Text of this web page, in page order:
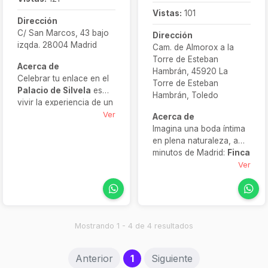
Dirección
C/ San Marcos, 43 bajo
izqda. 28004 Madrid
Acerca de
Celebrar tu enlace en el
Palacio de Silvela es
vivir la experiencia de un
clásico, jardines ideales
libre y espacios
grandes celebraciones.
Ver
Vistas: 101
Dirección
Cam. de Almorox a la
Torre de Esteban
Hambrán, 45920 La
Torre de Esteban
Hambrán, Toledo
Acerca de
Imagina una boda íntima
en plena naturaleza, a
minutos de Madrid: Finca
boutique ofrece varios
interiores, jardines,
decoración, música,
Ver
Mostrando 1 - 4 de 4 resultados
Anterior 1(current)
Siguiente